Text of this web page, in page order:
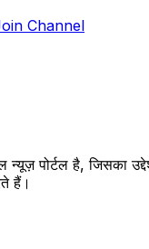
Channel
पोर्टल है, जिसका
हैं।